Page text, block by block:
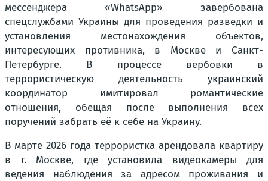
мессенджера «WhatsApp» завербована
спецслужбами Украины для проведения разведки и
установления местонахождения объектов,
интересующих противника, в Москве и Санкт-
Петербурге. В процессе вербовки в
террористическую деятельность украинский
координатор имитировал романтические
отношения, обещая после выполнения всех
поручений забрать её к себе на Украину.
В марте 2026 года террористка арендовала квартиру
в г. Москве, где установила видеокамеры для
ведения наблюдения за адресом проживания и